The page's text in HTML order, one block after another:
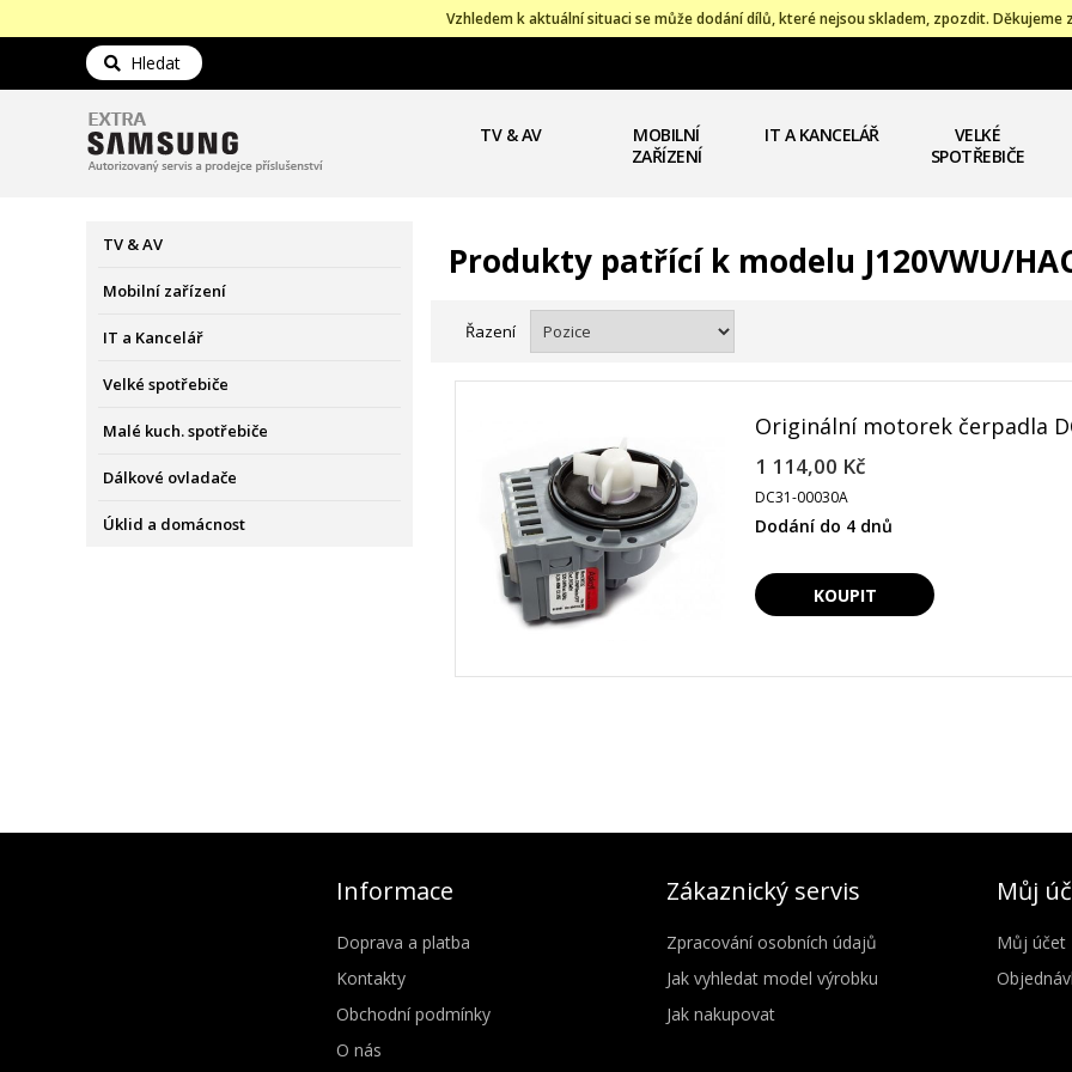
Vzhledem k aktuální situaci se může dodání dílů, které nejsou skladem, zpozdit. Děkujeme
Hledat
TV & AV
MOBILNÍ
ZAŘÍZENÍ
IT A KANCELÁŘ
VELKÉ
SPOTŘEBIČE
TV & AV
Mobilní zařízení
IT a Kancelář
Velké spotřebiče
Malé kuch. spotřebiče
Dálkové ovladače
Úklid a domácnost
Produkty patřící k modelu J120VWU/
Řazení
Originální motorek čerpadla
1 114,00 Kč
DC31-00030A
Dodání do 4 dnů
Informace
Doprava a platba
Kontakty
Obchodní podmínky
O nás
Zákaznický servis
Zpracování osobních údajů
Jak vyhledat model výrobku
Jak nakupovat
Můj
Můj účet